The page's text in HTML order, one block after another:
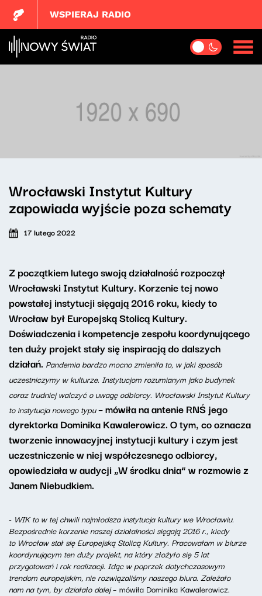
WSPIERAJ RADIO
Wrocławski Instytut Kultury
zapowiada wyjście poza schematy
17 lutego 2022
Z początkiem lutego swoją działalność rozpoczął
Wrocławski Instytut Kultury. Korzenie tej nowo
powstałej instytucji sięgają 2016 roku, kiedy to
Wrocław był Europejską Stolicą Kultury.
Doświadczenia i kompetencje zespołu koordynującego
ten duży projekt stały się inspiracją do dalszych
działań. Pandemia bardzo mocno zmieniła to, w jaki sposób
uczestniczymy w kulturze. Instytucjom rozumianym jako budynek
coraz trudniej walczyć o uwagę odbiorcy. Wrocławski Instytut Kultury
to instytucja nowego typu– mówiła na antenie RNŚ jego
dyrektorka Dominika Kawalerowicz. O tym, co oznacza
tworzenie innowacyjnej instytucji kultury i czym jest
uczestniczenie w niej współczesnego odbiorcy,
opowiedziała w audycji „W środku dnia” w rozmowie z
Janem Niebudkiem.
- WIK to w tej chwili najmłodsza instytucja kultury we Wrocławiu.
Bezpośrednie korzenie naszej działalności sięgają 2016 r., kiedy
to Wrocław stał się Europejską Stolicą Kultury. Pracowałam w biurze
koordynującym ten duży projekt, na który złożyło się 5 lat
przygotowań i rok realizacji. Idąc w poprzek dotychczasowym
trendom europejskim, nie rozwiązaliśmy naszego biura. Zależało
nam na tym, by działało dalej– mówiła Dominika Kawalerowicz.